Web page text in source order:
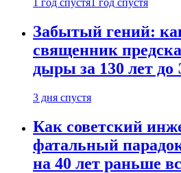
1 год спустя 1 год спустя
Забытый гений:
священник
дыры за 130 лет
3 дня спустя
Как советский
фатальный
на 40 лет раньше